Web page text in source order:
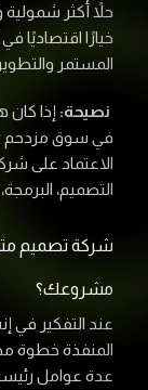
حلاً أكثر
خيارًا اقتصاديًا
المستمر
نصيحة: إذا كان
في سوق مزدحم
الاعتماد على
التصميم،
شركة تصميم
مشروعك؟
عند التفكير في
المنفذة خطوة
عدة عوامل رئيسية